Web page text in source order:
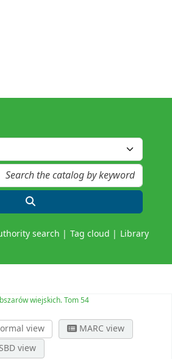
search Tag cloud Library
wiejskich. Tom 54
view
MARC view
view